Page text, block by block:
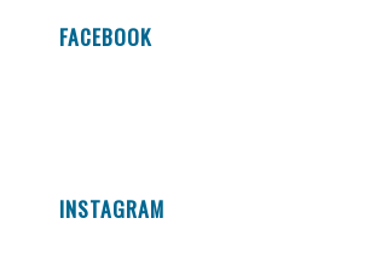
FACEBOOK
INSTAGRAM